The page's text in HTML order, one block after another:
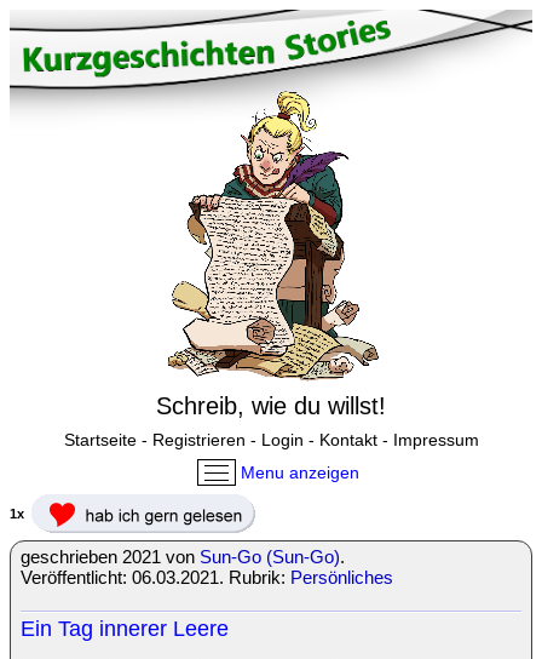
Schreib, wie du willst!
Startseite- Registrieren - Login - Kontakt- Impressum
Menu anzeigen
1x
geschrieben 2021 von Sun-Go (Sun-Go).
Veröffentlicht: 06.03.2021. Rubrik: Persönliches
Ein Tag innerer Leere